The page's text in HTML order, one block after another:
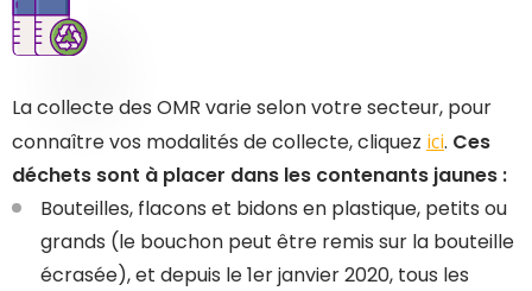
La collecte des OMR varie selon votre secteur, pour
connaître vos modalités de collecte, cliquez ici. Ces
déchets sont à placer dans les contenants jaunes :
Bouteilles, flacons et bidons en plastique, petits ou
grands (le bouchon peut être remis sur la bouteille
écrasée), et depuis le 1er janvier 2020, tous les